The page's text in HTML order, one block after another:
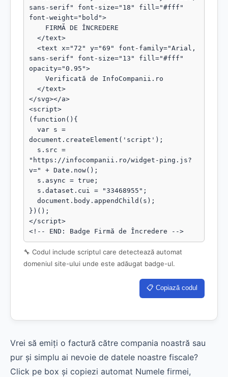
sans-serif" font-size="18" fill="#fff"
font-weight="bold">
sans-serif" font-size="13" fill="#fff"
opacity="0.95">
</svg></a>
<script>
(function(){
document.createElement('script');
"https://infocompanii.ro/widget-ping.js?
v=" + Date.now();
})();
</script>
<!-- END: Badge Firmă de Încredere -->
🔧 Codul include scriptul care detectează automat
domeniul site-ului unde este adăugat badge-ul.
📋 Copiază codul
Vrei să emiți o factură către compania noastră sau
pur și simplu ai nevoie de datele noastre fiscale?
Click pe box și copiezi automat Numele firmei,